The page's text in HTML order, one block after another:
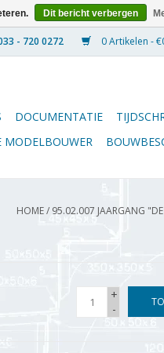
0 Artikelen -
DOCUMENTATIE
HOME/ 95.02.007 JAARGANG
+
-
Dit bericht verbergen